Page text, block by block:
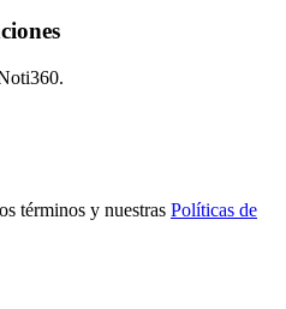
términos y nuestras Políticas de